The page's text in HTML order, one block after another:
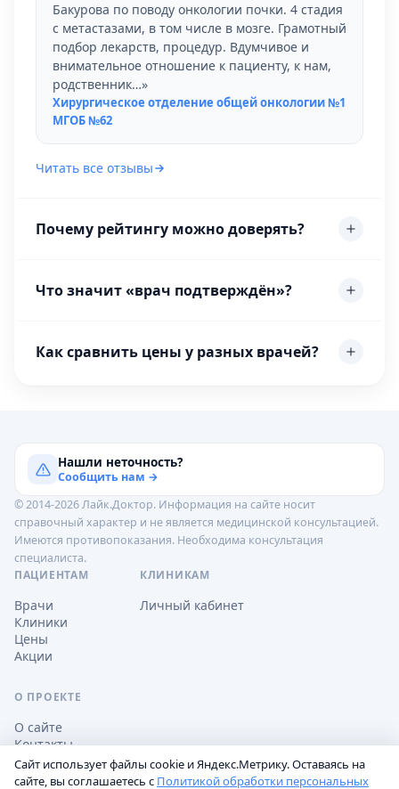
Бакурова по поводу онкологии почки. 4 стадия
с метастазами, в том числе в мозге. Грамотный
подбор лекарств, процедур. Вдумчивое и
внимательное отношение к пациенту, к нам,
родственник…»
Хирургическое отделение общей онкологии №1
МГОБ №62
Читать все отзывы
Почему рейтингу можно доверять?
Что значит «врач подтверждён»?
Как сравнить цены у разных врачей?
Нашли неточность?
Сообщить нам →
© 2014-2026 Лайк.Доктор. Информация на сайте носит
справочный характер и не является медицинской консультацией.
Имеются противопоказания. Необходима консультация
специалиста.
ПАЦИЕНТАМ
Врачи
Клиники
Цены
Акции
КЛИНИКАМ
Личный кабинет
О ПРОЕКТЕ
О сайте
Контакты
Сайт использует файлы cookie и Яндекс.Метрику. Оставаясь на
сайте, вы соглашаетесь с Политикой обработки персональных